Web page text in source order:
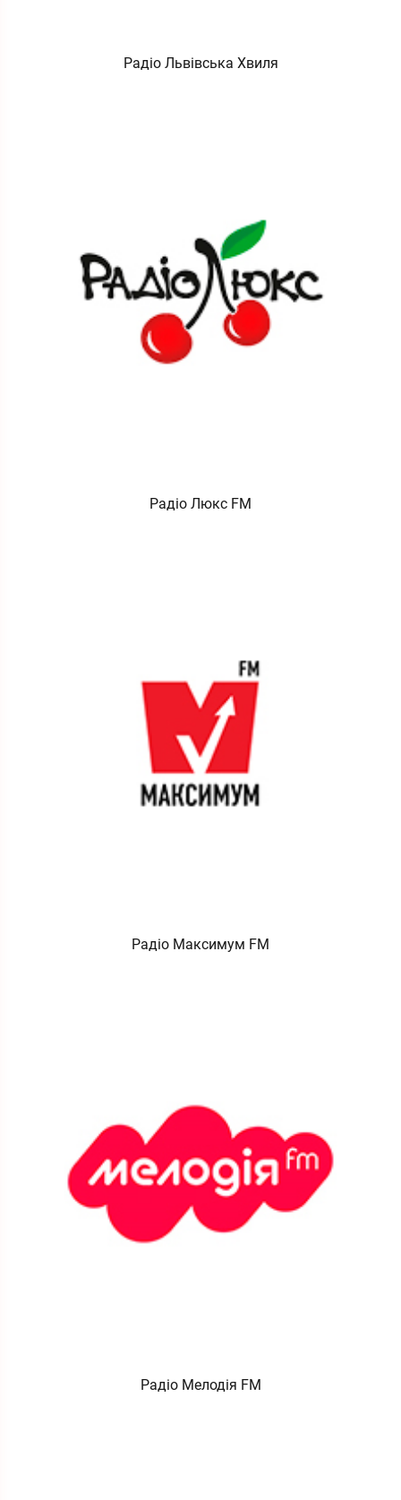
Радіо Львівська Хвиля
Радіо Люкс FM
Радіо Максимум FM
Радіо Мелодія FM